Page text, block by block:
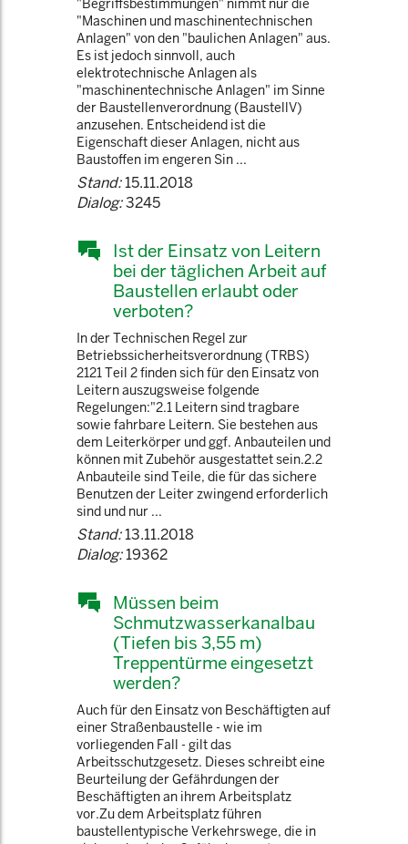
"Begriffsbestimmungen" nimmt nur die
"Maschinen und maschinentechnischen
Anlagen" von den "baulichen Anlagen" aus.
Es ist jedoch sinnvoll, auch
elektrotechnische Anlagen als
"maschinentechnische Anlagen" im Sinne
der Baustellenverordnung (BaustellV)
anzusehen. Entscheidend ist die
Eigenschaft dieser Anlagen, nicht aus
Baustoffen im engeren Sin ...
Stand:15.11.2018
Dialog:3245
Ist der Einsatz von Leitern
bei der täglichen Arbeit auf
Baustellen erlaubt oder
verboten?
In der Technischen Regel zur
Betriebssicherheitsverordnung (TRBS)
2121 Teil 2 finden sich für den Einsatz von
Leitern auszugsweise folgende
Regelungen:"2.1 Leitern sind tragbare
sowie fahrbare Leitern. Sie bestehen aus
dem Leiterkörper und ggf. Anbauteilen und
können mit Zubehör ausgestattet sein.2.2
Anbauteile sind Teile, die für das sichere
Benutzen der Leiter zwingend erforderlich
sind und nur ...
Stand:13.11.2018
Dialog:19362
Müssen beim
Schmutzwasserkanalbau
(Tiefen bis 3,55 m)
Treppentürme eingesetzt
werden?
Auch für den Einsatz von Beschäftigten auf
einer Straßenbaustelle - wie im
vorliegenden Fall - gilt das
Arbeitsschutzgesetz. Dieses schreibt eine
Beurteilung der Gefährdungen der
Beschäftigten an ihrem Arbeitsplatz
vor.Zu dem Arbeitsplatz führen
baustellentypische Verkehrswege, die in